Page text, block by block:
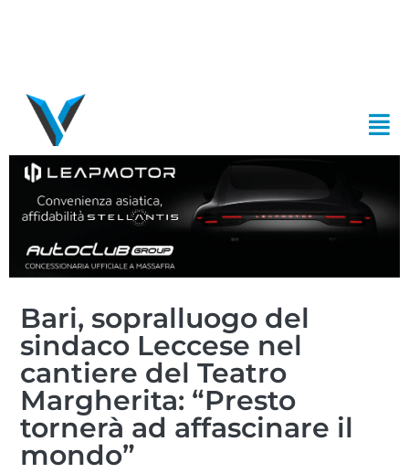
Bari, sopralluogo del
sindaco Leccese nel
cantiere del Teatro
Margherita: “Presto
tornerà ad affascinare il
mondo”